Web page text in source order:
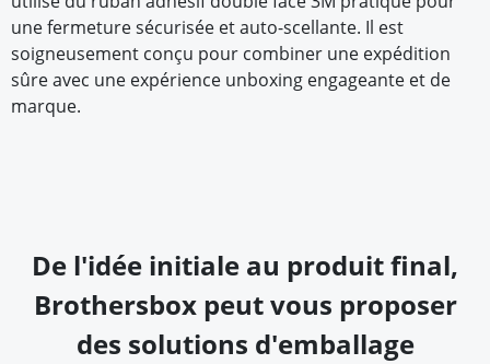
une fermeture sécurisée et auto-scellante. Il est
soigneusement conçu pour combiner une expédition
sûre avec une expérience unboxing engageante et de
marque.
De l'idée initiale au produit final,
Brothersbox peut vous proposer
des solutions d'emballage